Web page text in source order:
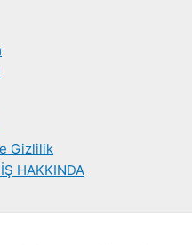
Gizlilik
HAKKINDA